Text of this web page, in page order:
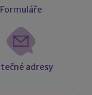
Formuláře
adresy